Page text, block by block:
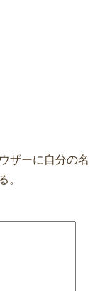
ザーに自分の名
。